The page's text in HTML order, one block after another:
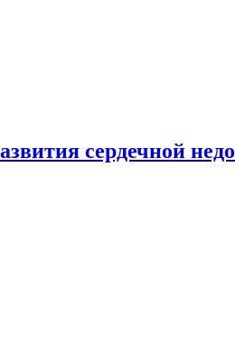
сердечной